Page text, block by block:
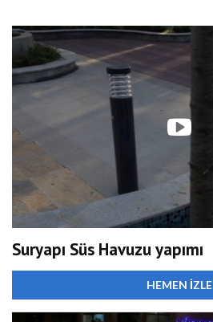
Suryapı Süs Havuzu yapımı
HEMEN İZLE